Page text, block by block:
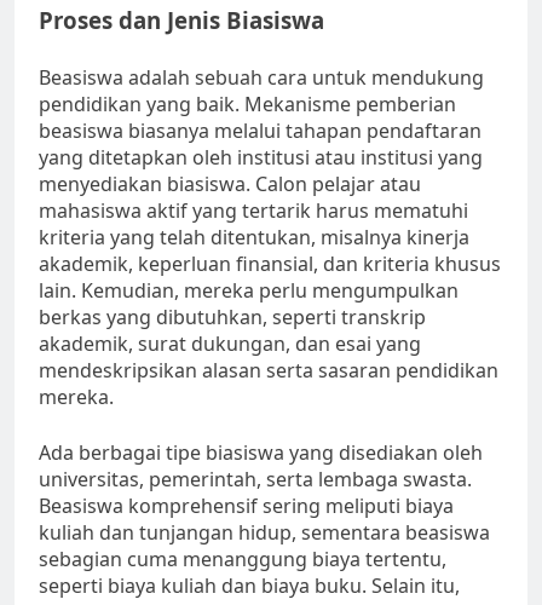
Proses dan Jenis Biasiswa
Beasiswa adalah sebuah cara untuk mendukung
pendidikan yang baik. Mekanisme pemberian
beasiswa biasanya melalui tahapan pendaftaran
yang ditetapkan oleh institusi atau institusi yang
menyediakan biasiswa. Calon pelajar atau
mahasiswa aktif yang tertarik harus mematuhi
kriteria yang telah ditentukan, misalnya kinerja
akademik, keperluan finansial, dan kriteria khusus
lain. Kemudian, mereka perlu mengumpulkan
berkas yang dibutuhkan, seperti transkrip
akademik, surat dukungan, dan esai yang
mendeskripsikan alasan serta sasaran pendidikan
mereka.
Ada berbagai tipe biasiswa yang disediakan oleh
universitas, pemerintah, serta lembaga swasta.
Beasiswa komprehensif sering meliputi biaya
kuliah dan tunjangan hidup, sementara beasiswa
sebagian cuma menanggung biaya tertentu,
seperti biaya kuliah dan biaya buku. Selain itu,